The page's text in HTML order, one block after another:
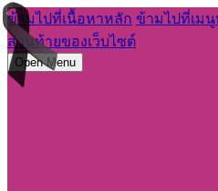
ข้ามไปที่เนื้อหาหลัก ข้ามไปที่เม
ส่วนท้ายของเว็บไซต์
Open Menu